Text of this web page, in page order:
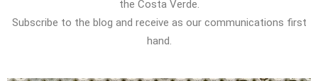
the Costa Verde.
Subscribe to the blog and receive as our communications first
hand.